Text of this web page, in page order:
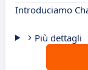
Introduciamo
Più dettagli